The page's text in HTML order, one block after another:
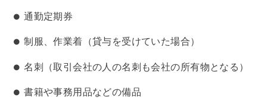
通勤定期券
制服、作業着（貸与を受けていた場合）
名刺（取引会社の人の名刺も会社の所有物となる）
書籍や事務用品などの備品